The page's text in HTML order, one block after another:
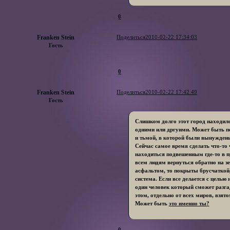
0
Поделиться2010-02-22 17:34:03
Franken Stein
Гость
0
Поделиться2010-02-22 17:42:49
Franken Stein
Гость
Слишком долго этот город
одними или дргуими. Может быть
и тьмой, в которой были
Сейчас самое время сделать что-
находиться подвешенным где-то в
всем людям вернуться обратно на
асфальтом, то покрыты
система. Если все делается с
один человек который сможет
этом, отдельно от всех миров,
Может быть это именно ты?